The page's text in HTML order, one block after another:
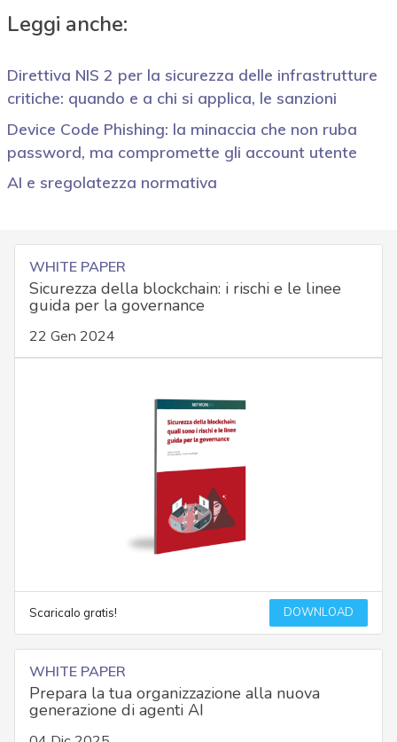
Leggi anche:
Direttiva NIS 2 per la sicurezza delle infrastrutture
critiche: quando e a chi si applica, le sanzioni
Device Code Phishing: la minaccia che non ruba
password, ma compromette gli account utente
AI e sregolatezza normativa
WHITE PAPER
Sicurezza della blockchain: i rischi e le linee
guida per la governance
22 Gen 2024
Scaricalo gratis! DOWNLOAD
WHITE PAPER
Prepara la tua organizzazione alla nuova
generazione di agenti AI